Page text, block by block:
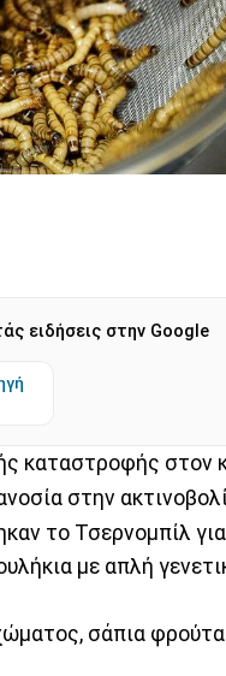
ειδήσεις στην Google
καταστροφής στον
στην
το Τσερνομπίλ
με απλή
σάπια